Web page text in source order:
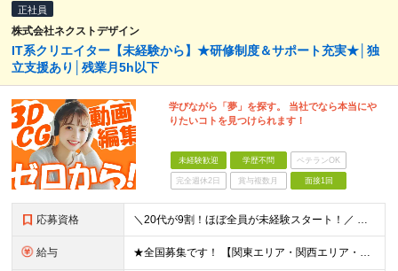
正社員
株式会社ネクストデザイン
IT系クリエイター【未経験から】★研修制度＆サポート充実★│独
立支援あり│残業月5h以下
学びながら「夢」を探す。 当社でなら本当にや
りたいコトを見つけられます！
未経験歓迎 学歴不問 ベテランOK
完全週休2日 賞与複数月 面接1回
応募資格 ＼20代が9割！ほぼ全員が未経験スタート！／ ★未経験歓迎 ★学歴不問 ★第二新卒歓迎 ★ブランクOK 特別な知識や経験は一切不問です。 「やってみたい」という意欲を重視し、選考を行います。 ■こ
給与 ★全国募集です！ 【関東エリア・関西エリア・東海エリア】 ■月給22万円～30万円＋各種手当 ※上記には、固定残業代が含まれます └関東エリア：月9時間分（月1万3808円～） └関西エリア：月15